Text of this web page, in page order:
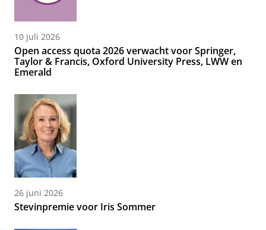
10 juli 2026
Open access quota 2026 verwacht voor Springer,
Taylor & Francis, Oxford University Press, LWW en
Emerald
26 juni 2026
Stevinpremie voor Iris Sommer